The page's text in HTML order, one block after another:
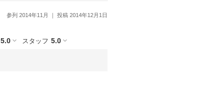
参列 2014年11月 投稿 2014年12月1日
5.0 スタッフ 5.0